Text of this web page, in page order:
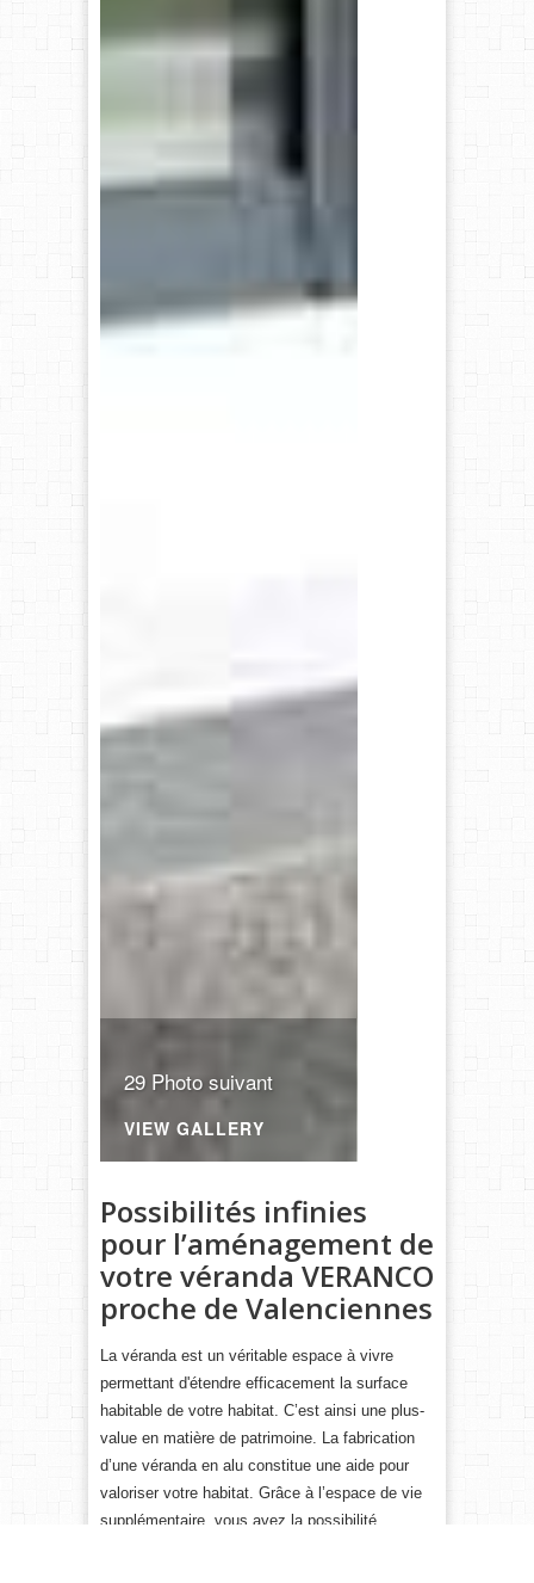
29 Photo suivant
VIEW GALLERY
Possibilités infinies
pour l’aménagement de
votre véranda VERANCO
proche de Valenciennes
La véranda est un véritable espace à vivre
permettant d'étendre efficacement la surface
habitable de votre habitat. C’est ainsi une plus-
value en matière de patrimoine. La fabrication
d’une véranda en alu constitue une aide pour
valoriser votre habitat. Grâce à l’espace de vie
supplémentaire, vous avez la possibilité